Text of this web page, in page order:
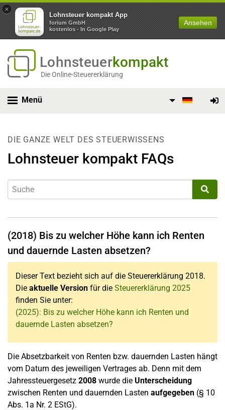
×
Lohnsteuer kompakt App
forium GmbH
kostenlos - In Google Play
Ansehen
Lohnsteuerkompakt
Die Online-Steuererklärung
Menü
DIE GANZE WELT DES STEUERWISSENS
Lohnsteuer kompakt FAQs
(2018) Bis zu welcher Höhe kann ich Renten
und dauernde Lasten absetzen?
Dieser Text bezieht sich auf die Steuererklärung 2018.
Die aktuelle Version für die Steuererklärung 2025
finden Sie unter:
(2025): Bis zu welcher Höhe kann ich Renten und
dauernde Lasten absetzen?
Die Absetzbarkeit von Renten bzw. dauernden Lasten hängt
vom Datum des jeweiligen Vertrages ab. Denn mit dem
Jahressteuergesetz 2008 wurde die Unterscheidung
zwischen Renten und dauernden Lasten aufgegeben (§ 10
Abs. 1a Nr. 2 EStG).